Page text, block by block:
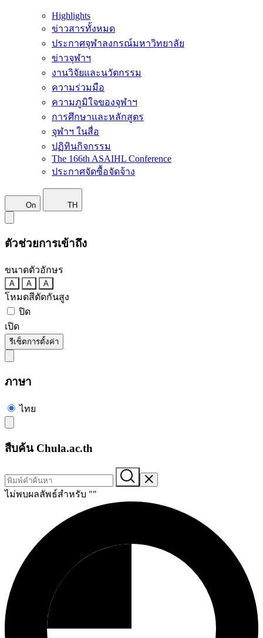
Highlights
ข่าวสารทั้งหมด
ประกาศจุฬาลงกรณ์มหาวิทยาลัย
ข่าวจุฬาฯ
งานวิจัยและนวัตกรรม
ความร่วมมือ
ความภูมิใจของจุฬาฯ
การศึกษาและหลักสูตร
จุฬาฯ ในสื่อ
ปฏิทินกิจกรรม
The 166th ASAIHL Conference
ประกาศจัดซื้อจัดจ้าง
On TH
ตัวช่วยการเข้าถึง
ขนาดตัวอักษร
A A A
โหมดสีตัดกันสูง
ปิด
เปิด
รีเซ็ตการตั้งค่า
ภาษา
ไทย
สืบค้น Chula.ac.th
ไม่พบผลลัพธ์สำหรับ ""